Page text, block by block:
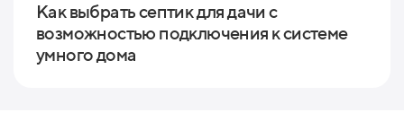
Как выбрать септик для дачи с
возможностью подключения к системе
умного дома